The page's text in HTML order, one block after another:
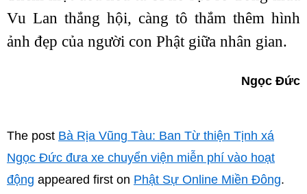
Vu Lan thắng hội, càng tô thắm thêm hình
ảnh đẹp của người con Phật giữa nhân gian.
Ngọc Đức
The post Bà Rịa Vũng Tàu: Ban Từ thiện Tịnh xá
Ngọc Đức đưa xe chuyển viện miễn phí vào hoạt
động appeared first on Phật Sự Online Miền Đông.